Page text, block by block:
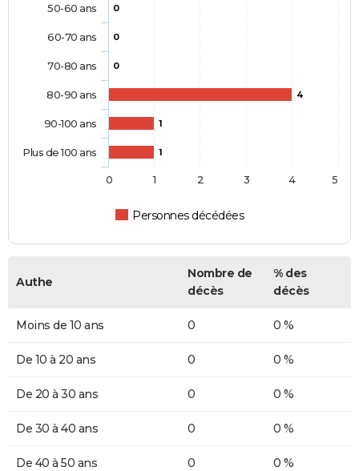
0
0
0
4
1
1
Personnes décédées
50-60 ans
60-70 ans
70-80 ans
80-90 ans
90-100 ans
Plus de 100 ans
0 1 2 3 4 5
Authe
Nombre de
décès
% des
décès
Moins de 10 ans 0 0 %
De 10 à 20 ans 0 0 %
De 20 à 30 ans 0 0 %
De 30 à 40 ans 0 0 %
De 40 à 50 ans 0 0 %